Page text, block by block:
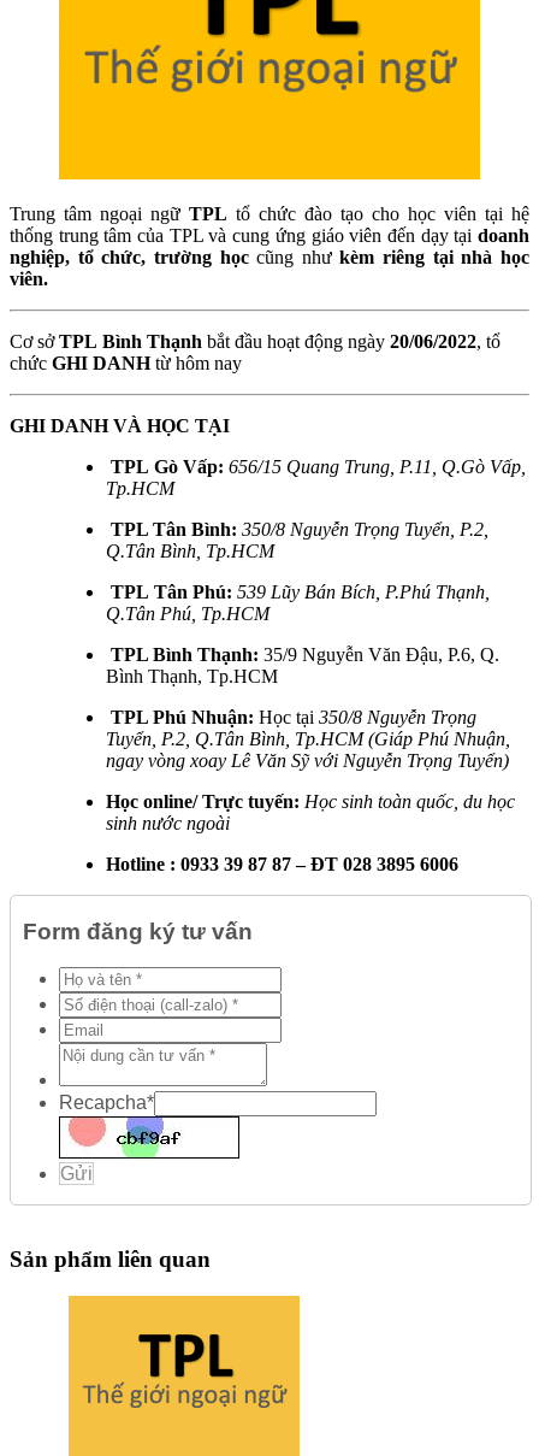
Trung tâm ngoại ngữ TPL tổ chức đào tạo cho học viên tại hệ
thống trung tâm của TPL và cung ứng giáo viên đến dạy tại doanh
nghiệp, tổ chức, trường họccũng nhưkèm riêng tại nhà học
viên.
Cơ sởTPL Bình Thạnh bắt đầu hoạt động ngày 20/06/2022, tổ
chức GHI DANHtừ hôm nay
GHI DANH VÀ HỌC TẠI
TPL Gò Vấp: 656/15 Quang Trung, P.11, Q.Gò Vấp,
Tp.HCM
TPL Tân Bình: 350/8 Nguyễn Trọng Tuyển, P.2,
Q.Tân Bình, Tp.HCM
TPL Tân Phú: 539 Lũy Bán Bích, P.Phú Thạnh,
Q.Tân Phú, Tp.HCM
TPL Bình Thạnh: 35/9 Nguyễn Văn Đậu, P.6, Q.
Bình Thạnh, Tp.HCM
TPL Phú Nhuận: Học tại 350/8 Nguyễn Trọng
Tuyển, P.2, Q.Tân Bình, Tp.HCM (Giáp Phú Nhuận,
ngay vòng xoay Lê Văn Sỹ với Nguyễn Trọng Tuyển)
Học online/ Trực tuyến: Học sinh toàn quốc, du học
sinh nước ngoài
Hotline : 0933 39 87 87 – ĐT 028 3895 6006
Form đăng ký tư vấn
Recapcha*
Gửi
Sản phẩm liên quan